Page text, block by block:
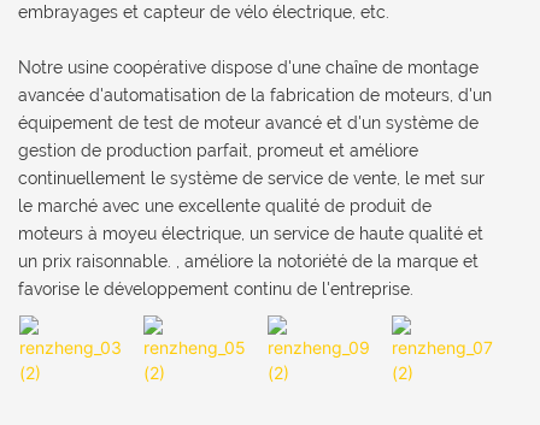
embrayages et capteur de vélo électrique, etc.
Notre usine coopérative dispose d'une chaîne de montage
avancée d'automatisation de la fabrication de moteurs, d'un
équipement de test de moteur avancé et d'un système de
gestion de production parfait, promeut et améliore
continuellement le système de service de vente, le met sur
le marché avec une excellente qualité de produit de
moteurs à moyeu électrique, un service de haute qualité et
un prix raisonnable. , améliore la notoriété de la marque et
favorise le développement continu de l'entreprise.